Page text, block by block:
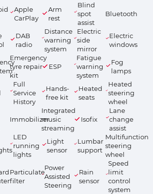
Apple
CarPlay
Arm
rest
Blind
spot
assist
Bluetooth
DAB
radio
Distance
warning
system
Electric
side
mirror
Electric
windows
Emergency
tyre repair
kit
ESP
Fatigue
warning
system
Fog
lamps
Full
Service
History
Hands-
free kit
Heated
seats
Heated
steering
wheel
Immobilizer
Integrated
music
streaming
Isofix
Lane
change
assist
LED
running
lights
Light
sensor
Lumbar
support
Multifunction
steering
wheel
Particulate
filter
Power
Assisted
Steering
Rain
sensor
Speed
limit
control
system